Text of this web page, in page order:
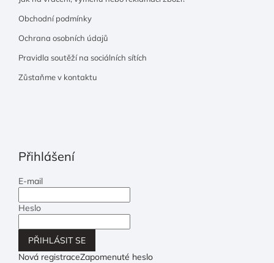
Obchodní podmínky
Ochrana osobních údajů
Pravidla soutěží na sociálních sítích
Zůstaňme v kontaktu
Přihlášení
E-mail
Heslo
PŘIHLÁSIT SE
Nová registraceZapomenuté heslo